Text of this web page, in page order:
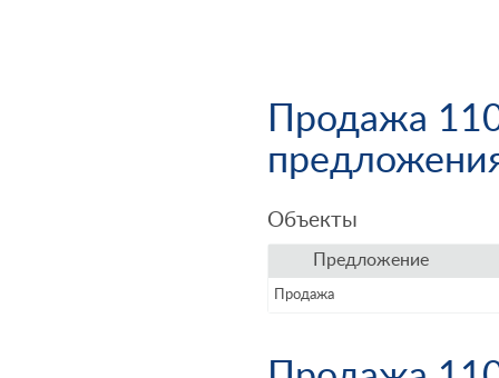
Продажа
Объекты
Предложение
Продажа